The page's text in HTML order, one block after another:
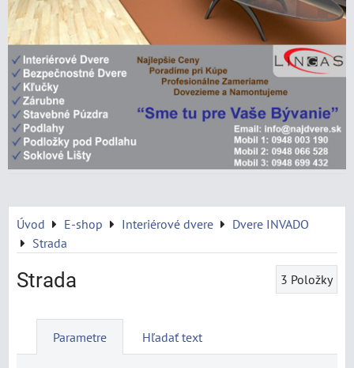
Úvod E-shop Interiérové dvere
Dvere INVADO
Strada
Strada 3 Položky
Parametre Hľadať text